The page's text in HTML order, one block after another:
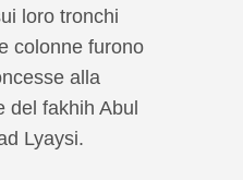
loro tronchi
colonne furono
alla
del fakhih Abul
Lyaysi.